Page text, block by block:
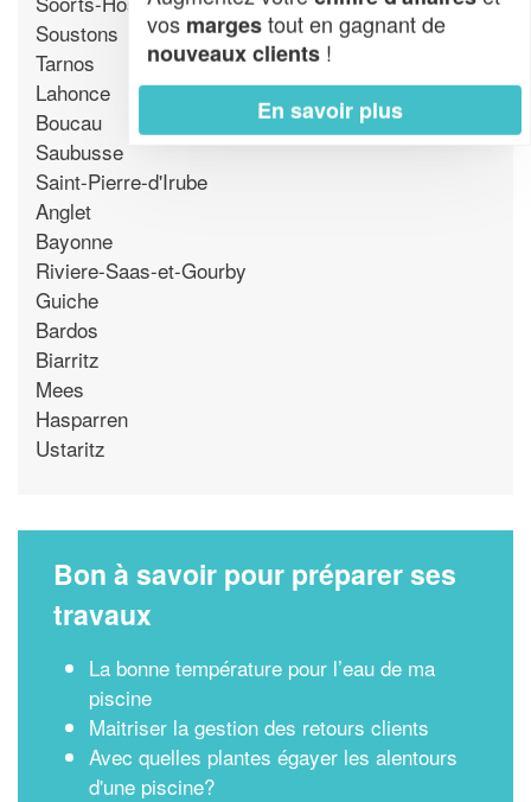
Soustons
Tarnos
Lahonce
Boucau
Saubusse
Saint-Pierre-d'Irube
Anglet
Bayonne
Riviere-Saas-et-Gourby
Guiche
Bardos
Biarritz
Mees
Hasparren
Ustaritz
Bon à savoir pour préparer ses
travaux
La bonne température pour l’eau de ma
piscine
Maitriser la gestion des retours clients
Avec quelles plantes égayer les alentours
d'une piscine?
vos margestout en gagnant de
nouveaux clients !
En savoir plus